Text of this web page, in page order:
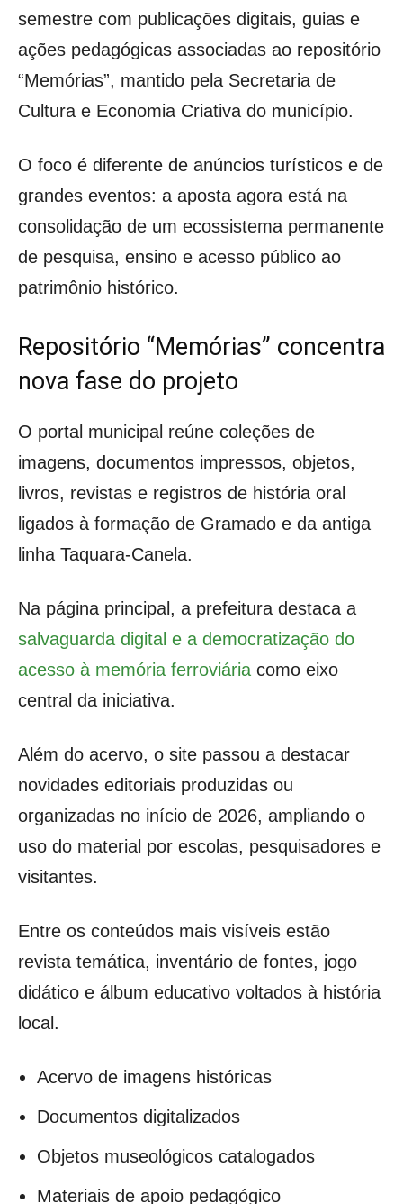
semestre com publicações digitais, guias e
ações pedagógicas associadas ao repositório
“Memórias”, mantido pela Secretaria de
Cultura e Economia Criativa do município.
O foco é diferente de anúncios turísticos e de
grandes eventos: a aposta agora está na
consolidação de um ecossistema permanente
de pesquisa, ensino e acesso público ao
patrimônio histórico.
Repositório “Memórias” concentra
nova fase do projeto
O portal municipal reúne coleções de
imagens, documentos impressos, objetos,
livros, revistas e registros de história oral
ligados à formação de Gramado e da antiga
linha Taquara-Canela.
Na página principal, a prefeitura destaca a
salvaguarda digital e a democratização do
acesso à memória ferroviária como eixo
central da iniciativa.
Além do acervo, o site passou a destacar
novidades editoriais produzidas ou
organizadas no início de 2026, ampliando o
uso do material por escolas, pesquisadores e
visitantes.
Entre os conteúdos mais visíveis estão
revista temática, inventário de fontes, jogo
didático e álbum educativo voltados à história
local.
Acervo de imagens históricas
Documentos digitalizados
Objetos museológicos catalogados
Materiais de apoio pedagógico